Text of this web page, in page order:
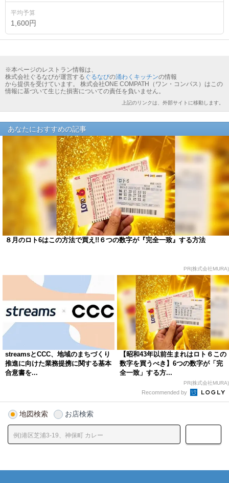
平均予算
1,600円
※本ページのレストラン情報は、
株式会社ぐるなびが運営する ぐるなびの涌わくキッチンの情報
から提供を受けています。 株式会社ONE COMPATH（ワン・コンパス）はこの
情報に基づいて生じた損害についての責任を負いません。
上記のリンクは、外部サイトに移動します。
あなたにおすすめの記事
８月のロト6はこの方法で買え!!６つの数字が『完全一致』する方法
PR(株式会社MURA)
streamsとCCC、地域のまちづくり
推進に向けた業務提携に関する基本
合意書を...
【昭和43年以前生まれはロト６この
数字を買うべき】6つの数字が「完
全一致」する方...
PR(株式会社MURA)
Recommended by
地図検索 お店検索